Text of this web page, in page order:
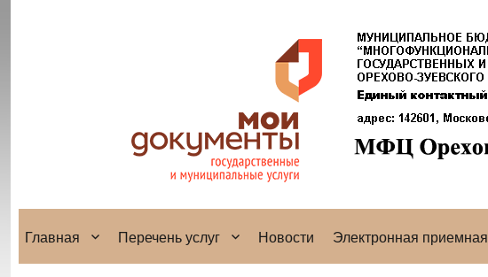
Главная Перечень услуг Новости Электронная приемная